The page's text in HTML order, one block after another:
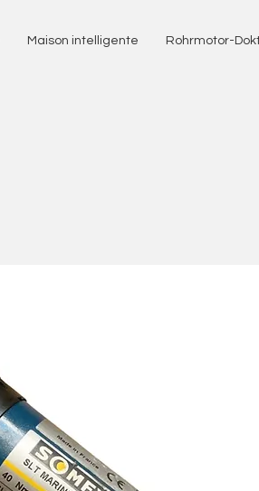
Maison intelligente Rohrmotor-